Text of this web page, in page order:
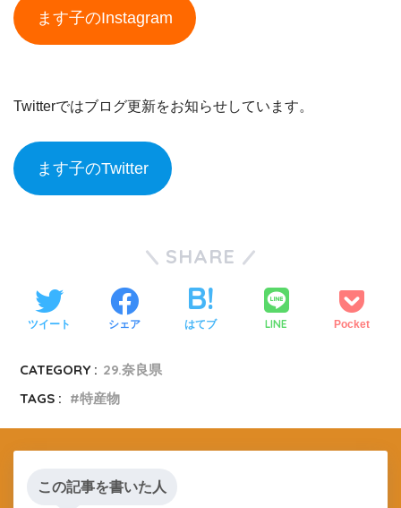
ます子のInstagram
Twitterではブログ更新をお知らせしています。
ます子のTwitter
SHARE
ツイート シェア はてブ LINE Pocket
CATEGORY : 29.奈良県
TAGS :
特産物
この記事を書いた人